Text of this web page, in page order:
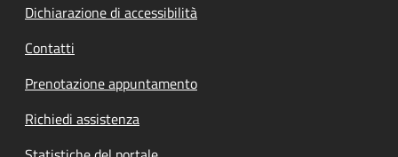
Dichiarazione di accessibilità
Contatti
Prenotazione appuntamento
Richiedi assistenza